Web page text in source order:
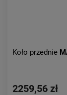
Koło przednie
2259,56 zł